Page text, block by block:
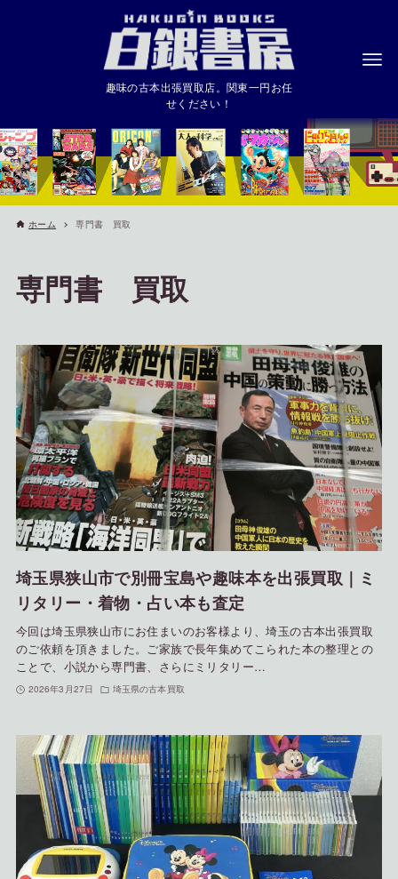
趣味の古本出張買取店。関東一円お任
せください！
ホーム 専門書 買取
専門書 買取
埼玉県狭山市で別冊宝島や趣味本を出張買取｜ミ
リタリー・着物・占い本も査定
今回は埼玉県狭山市にお住まいのお客様より、埼玉の古本出張買取
のご依頼を頂きました。ご家族で長年集めてこられた本の整理との
ことで、小説から専門書、さらにミリタリー…
2026年3月27日 埼玉県の古本買取